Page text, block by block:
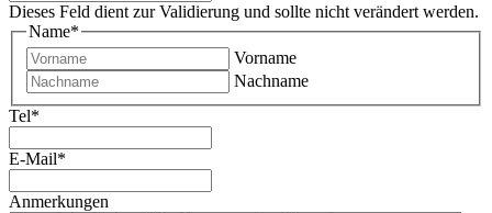
Dieses Feld dient zur Validierung und sollte nicht verändert werden.
Name*
Vorname
Nachname
Tel*
E-Mail*
Anmerkungen